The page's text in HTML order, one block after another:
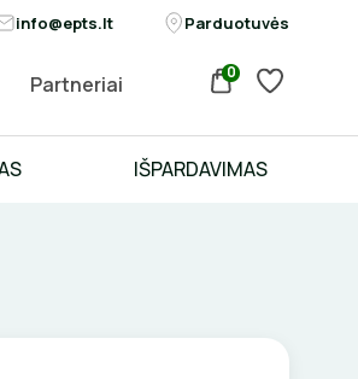
info@epts.lt Parduotuvės
Partneriai 0
IŠPARDAVIMAS